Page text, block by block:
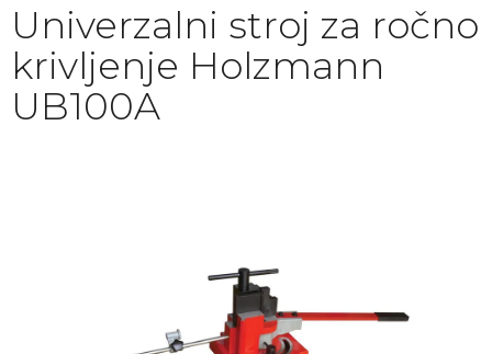
Univerzalni stroj za ročno
krivljenje Holzmann
UB100A